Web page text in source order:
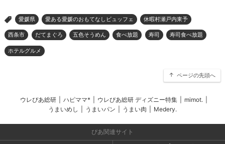
> 愛媛県 愛ある愛媛のおもてなしビュッフェ 休暇村瀬戸内東予
西条市 だてまぐろ 五色そうめん 食べ放題 寿司 寿司食べ放題
ホテルグルメ
ページの先頭へ
ウレぴあ総研 ハピママ* ウレぴあ総研 ディズニー特集 mimot.
うまいめし
うまいパン うまい肉 Medery.
ぴあ関連サイト